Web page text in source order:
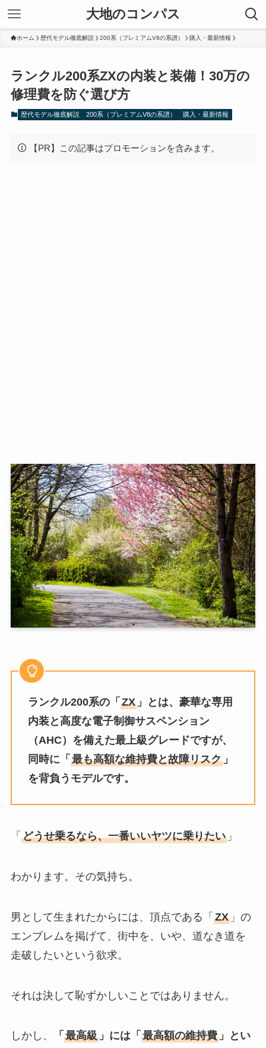
大地のコンパス
ホーム 歴代モデル徹底解説 200系（プレミアムV8の系譜） 購入・最新情報
ランクル200系ZXの内装と装備！30万の
修理費を防ぐ選び方
歴代モデル徹底解説 200系（プレミアムV8の系譜） 購入・最新情報
【PR】この記事はプロモーションを含みます。
ランクル200系の「 ZX」とは、豪華な専用
内装と高度な電子制御サスペンション
（AHC）を備えた最上級グレードですが、
同時に「 最も高額な維持費と故障リスク」
を背負うモデルです。
「 どうせ乗るなら、一番いいヤツに乗りたい」
わかります。その気持ち。
男として生まれたからには、頂点である「 ZX」の
エンブレムを掲げて、街中を、いや、道なき道を
走破したいという欲求。
それは決して恥ずかしいことではありません。
しかし、 「 最高級」には「 最高額の維持費」とい